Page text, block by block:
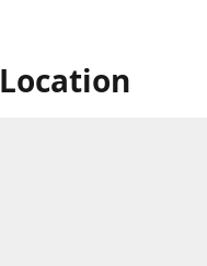
Location